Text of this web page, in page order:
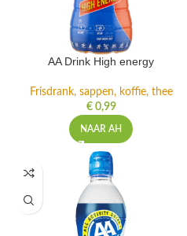
AA Drink High energy
Frisdrank, sappen, koffie, thee
€0,99
NAAR AH